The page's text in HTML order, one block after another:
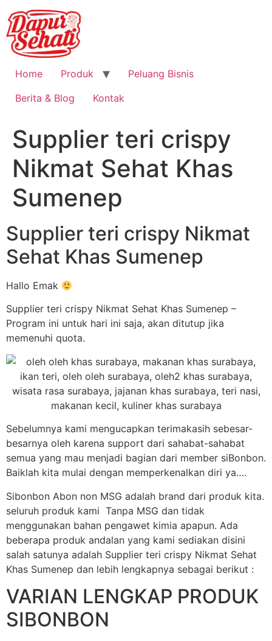
Home Produk
Peluang Bisnis
Berita & Blog
Kontak
Supplier teri crispy
Nikmat Sehat Khas
Sumenep
Supplier teri crispy Nikmat
Sehat Khas Sumenep
Hallo Emak
Supplier teri crispy Nikmat Sehat Khas Sumenep –
Program ini untuk hari ini saja, akan ditutup jika
memenuhi quota.
Sebelumnya kami mengucapkan terimakasih sebesar-
besarnya oleh karena support dari sahabat-sahabat
semua yang mau menjadi bagian dari member siBonbon.
Baiklah kita mulai dengan memperkenalkan diri ya….
Sibonbon Abon non MSG adalah brand dari produk kita.
seluruh produk kami Tanpa MSG dan tidak
menggunakan bahan pengawet kimia apapun. Ada
beberapa produk andalan yang kami sediakan disini
salah satunya adalah Supplier teri crispy Nikmat Sehat
Khas Sumenep dan lebih lengkapnya sebagai berikut :
VARIAN LENGKAP PRODUK
SIBONBON